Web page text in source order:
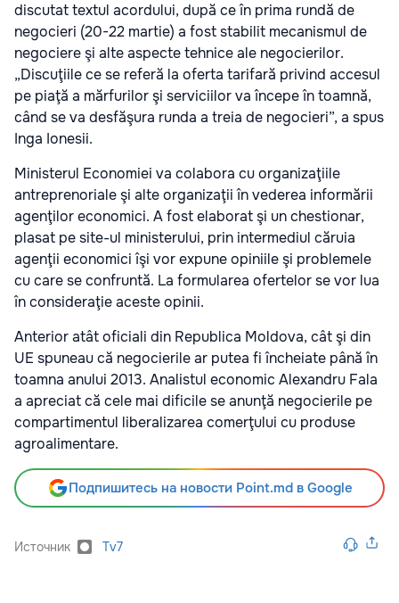
discutat textul acordului, după ce în prima rundă de
negocieri (20-22 martie) a fost stabilit mecanismul de
negociere şi alte aspecte tehnice ale negocierilor.
„Discuţiile ce se referă la oferta tarifară privind accesul
pe piaţă a mărfurilor şi serviciilor va începe în toamnă,
când se va desfăşura runda a treia de negocieri”, a spus
Inga Ionesii.
Ministerul Economiei va colabora cu organizaţiile
antreprenoriale şi alte organizaţii în vederea informării
agenţilor economici. A fost elaborat şi un chestionar,
plasat pe site-ul ministerului, prin intermediul căruia
agenţii economici îşi vor expune opiniile şi problemele
cu care se confruntă. La formularea ofertelor se vor lua
în consideraţie aceste opinii.
Anterior atât oficiali din Republica Moldova, cât şi din
UE spuneau că negocierile ar putea fi încheiate până în
toamna anului 2013. Analistul economic Alexandru Fala
a apreciat că cele mai dificile se anunţă negocierile pe
compartimentul liberalizarea comerţului cu produse
agroalimentare.
Подпишитесь на новости Point.md в Google
Источник Tv7